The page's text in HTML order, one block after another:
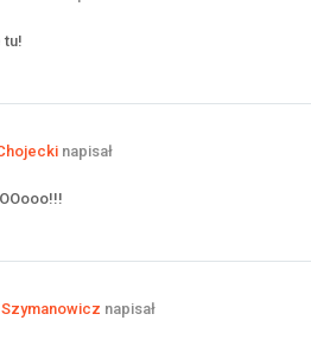
tu!
napisał
Szymanowicz napisał